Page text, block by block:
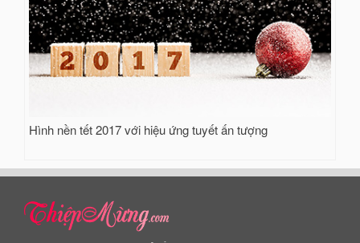
Hình nền tết 2017 với hiệu ứng tuyết ấn tượng